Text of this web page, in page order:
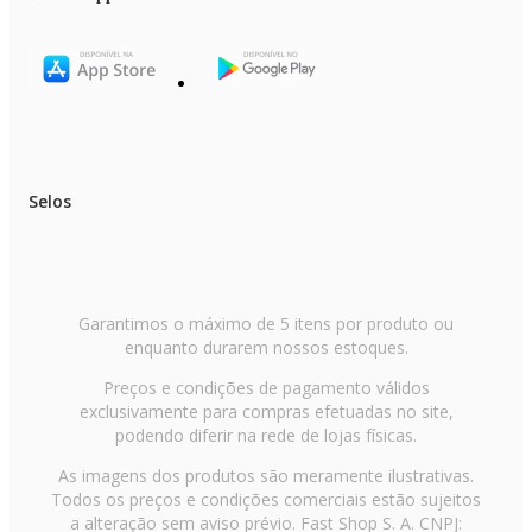
Selos
Garantimos o máximo de 5 itens por produto ou
enquanto durarem nossos estoques.
Preços e condições de pagamento válidos
exclusivamente para compras efetuadas no site,
podendo diferir na rede de lojas físicas.
As imagens dos produtos são meramente ilustrativas.
Todos os preços e condições comerciais estão sujeitos
a alteração sem aviso prévio. Fast Shop S. A. CNPJ: